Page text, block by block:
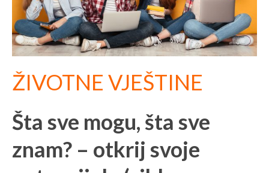
ŽIVOTNE VJEŠTINE
Šta sve mogu, šta sve
znam? – otkrij svoje